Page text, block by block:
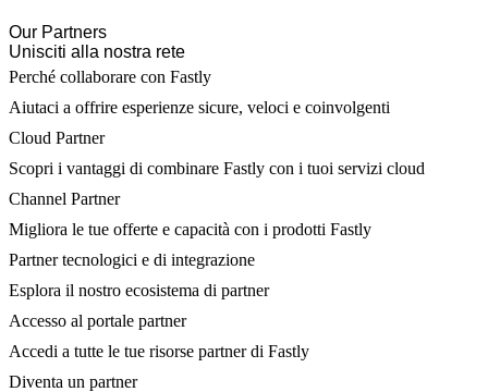
Our Partners
Unisciti alla nostra rete
Perché collaborare con Fastly
Aiutaci a offrire esperienze sicure, veloci e coinvolgenti
Cloud Partner
Scopri i vantaggi di combinare Fastly con i tuoi servizi cloud
Channel Partner
Migliora le tue offerte e capacità con i prodotti Fastly
Partner tecnologici e di integrazione
Esplora il nostro ecosistema di partner
Accesso al portale partner
Accedi a tutte le tue risorse partner di Fastly
Diventa un partner